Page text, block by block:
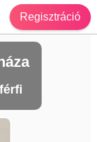
Regisztráció